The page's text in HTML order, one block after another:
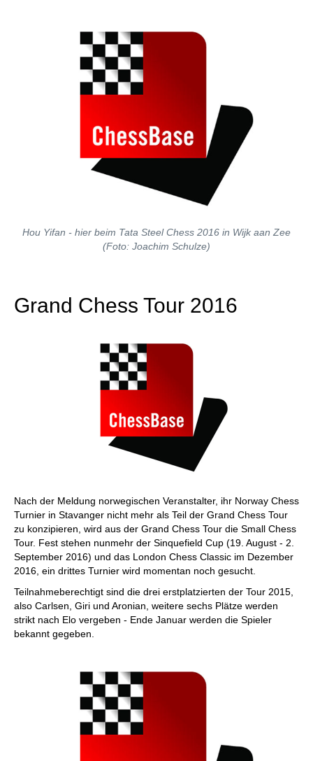
Hou Yifan - hier beim Tata Steel Chess 2016 in Wijk aan Zee
(Foto: Joachim Schulze)
Grand Chess Tour 2016
Nach der Meldung norwegischen Veranstalter, ihr Norway Chess
Turnier in Stavanger nicht mehr als Teil der Grand Chess Tour
zu konzipieren, wird aus der Grand Chess Tour die Small Chess
Tour. Fest stehen nunmehr der Sinquefield Cup (19. August - 2.
September 2016) und das London Chess Classic im Dezember
2016, ein drittes Turnier wird momentan noch gesucht.
Teilnahmeberechtigt sind die drei erstplatzierten der Tour 2015,
also Carlsen, Giri und Aronian, weitere sechs Plätze werden
strikt nach Elo vergeben - Ende Januar werden die Spieler
bekannt gegeben.